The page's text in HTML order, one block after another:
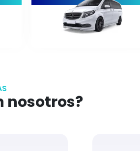
nosotros?